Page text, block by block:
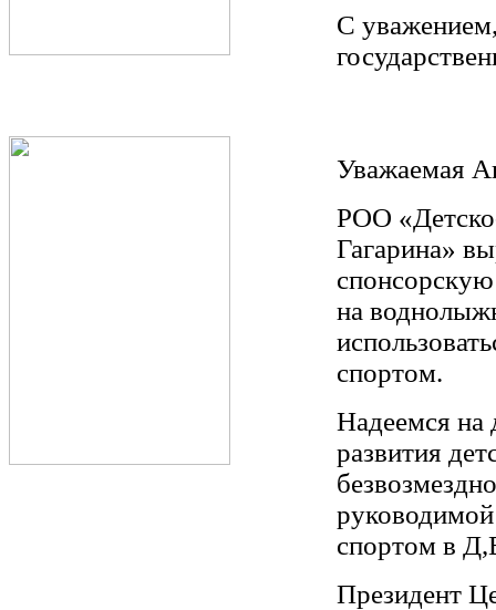
С
Уважаемая
РОО
Гагарина»
на
спортом.
Надеемся на
развития
спортом в
Президент